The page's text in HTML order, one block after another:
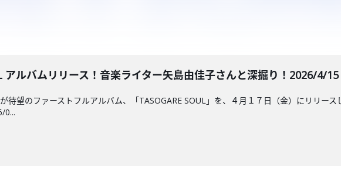
ルバムリリース！音楽ライター矢島由佳子さんと深掘り！2026/4/
待望のファーストフルアルバム、「TASOGARE SOUL」を、４月１７日（金）にリリー
0...